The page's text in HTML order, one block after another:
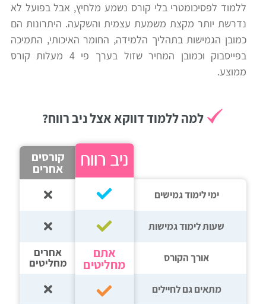
ללמוד לפסיכומטרי בלי קורס נשמע מלחיץ, אבל בפועל לא
נדרשת יותר מקצת משמעת עצמית והשקעה. היתרונות הם
כמובן הגמישות בתהליך הלמידה, החומר האיכותי, התמיכה
בפייסבוק וכמובן המחיר שזול בערך פי 4 מעלות קורס
ממוצע.
למה ללמוד דווקא אצל ניב רווח?
ימי לימוד גמישים
שעות לימוד גמישות
אורך הקורס
מתאים גם לחיילים
אתם
מחליטים
קורסים
אחרים
אחרים
מחליטים